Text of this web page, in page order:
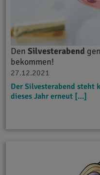
Den Silvesterabend
bekommen!
27.12.2021
Der Silvesterabend steht
dieses Jahr erneut […]